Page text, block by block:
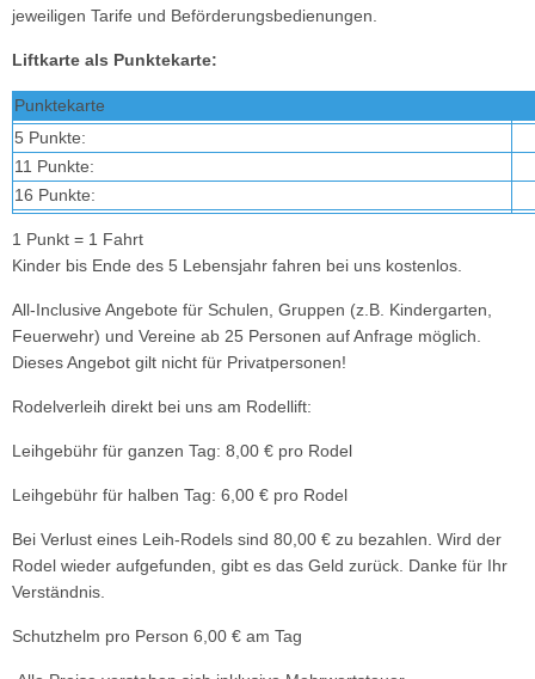
jeweiligen Tarife und Beförderungsbedienungen.
Liftkarte als Punktekarte:
Punktekarte
5 Punkte:
11 Punkte:
16 Punkte:
1 Punkt = 1 Fahrt
Kinder bis Ende des 5 Lebensjahr fahren bei uns kostenlos.
All-Inclusive Angebote für Schulen, Gruppen (z.B. Kindergarten,
Feuerwehr) und Vereine ab 25 Personen auf Anfrage möglich.
Dieses Angebot gilt nicht für Privatpersonen!
Rodelverleih direkt bei uns am Rodellift:
Leihgebühr für ganzen Tag: 8,00 € pro Rodel
Leihgebühr für halben Tag: 6,00 € pro Rodel
Bei Verlust eines Leih-Rodels sind 80,00 € zu bezahlen. Wird der
Rodel wieder aufgefunden, gibt es das Geld zurück. Danke für Ihr
Verständnis.
Schutzhelm pro Person 6,00 € am Tag